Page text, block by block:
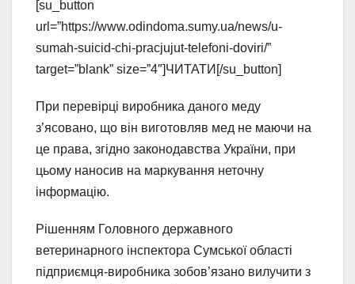
[su_button
url=”https://www.odindoma.sumy.ua/news/u-
sumah-suicid-chi-pracjujut-telefoni-doviri/”
target=”blank” size=”4″]ЧИТАТИ[/su_button]
При перевірці виробника даного меду
з’ясовано, що він виготовляв мед не маючи на
це права, згідно законодавства України, при
цьому наносив на маркування неточну
інформацію.
Рішенням Головного державного
ветеринарного інспектора Сумської області
підприємця-виробника зобов’язано вилучити з